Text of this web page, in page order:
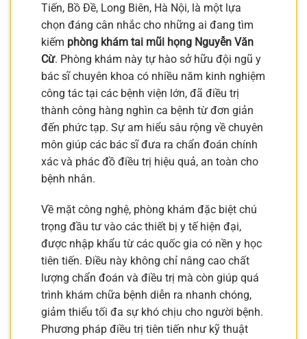
Tiến, Bồ Đề, Long Biên, Hà Nội, là một lựa
chọn đáng cân nhắc cho những ai đang tìm
kiếm phòng khám tai mũi họng Nguyễn Văn
Cừ. Phòng khám này tự hào sở hữu đội ngũ y
bác sĩ chuyên khoa có nhiều năm kinh nghiệm
công tác tại các bệnh viện lớn, đã điều trị
thành công hàng nghìn ca bệnh từ đơn giản
đến phức tạp. Sự am hiểu sâu rộng về chuyên
môn giúp các bác sĩ đưa ra chẩn đoán chính
xác và phác đồ điều trị hiệu quả, an toàn cho
bệnh nhân.
Về mặt công nghệ, phòng khám đặc biệt chú
trọng đầu tư vào các thiết bị y tế hiện đại,
được nhập khẩu từ các quốc gia có nền y học
tiên tiến. Điều này không chỉ nâng cao chất
lượng chẩn đoán và điều trị mà còn giúp quá
trình khám chữa bệnh diễn ra nhanh chóng,
giảm thiểu tối đa sự khó chịu cho người bệnh.
Phương pháp điều trị tiên tiến như kỹ thuật